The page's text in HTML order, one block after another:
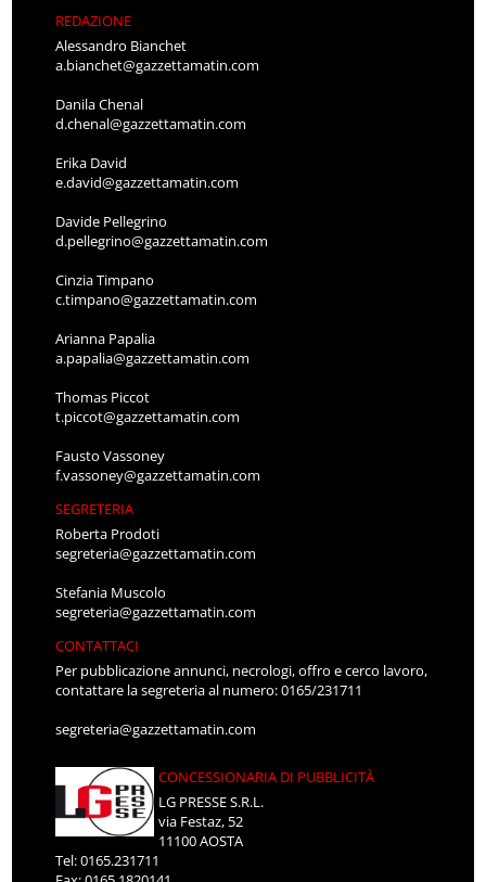
REDAZIONE
Alessandro Bianchet
a.bianchet@gazzettamatin.com
Danila Chenal
d.chenal@gazzettamatin.com
Erika David
e.david@gazzettamatin.com
Davide Pellegrino
d.pellegrino@gazzettamatin.com
Cinzia Timpano
c.timpano@gazzettamatin.com
Arianna Papalia
a.papalia@gazzettamatin.com
Thomas Piccot
t.piccot@gazzettamatin.com
Fausto Vassoney
f.vassoney@gazzettamatin.com
SEGRETERIA
Roberta Prodoti
segreteria@gazzettamatin.com
Stefania Muscolo
segreteria@gazzettamatin.com
CONTATTACI
Per pubblicazione annunci, necrologi, offro e cerco lavoro,
contattare la segreteria al numero: 0165/231711
segreteria@gazzettamatin.com
CONCESSIONARIA DI PUBBLICITÀ
LG PRESSE S.R.L.
via Festaz, 52
11100 AOSTA
Tel: 0165.231711